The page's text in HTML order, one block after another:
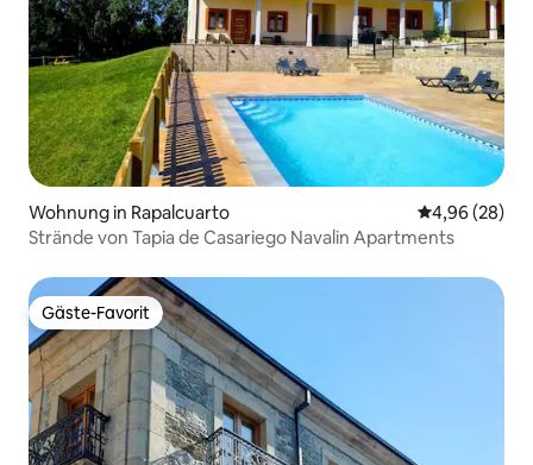
Wohnung in Rapalcuarto
4,96 (28)
Strände von Tapia de Casariego Navalin Apartments
Gäste-Favorit
Gäste-Favorit